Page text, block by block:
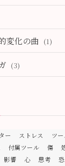
変化の曲 (1)
(3)
ー ストレス ツ
付属ツール 傷
影響 心 思考